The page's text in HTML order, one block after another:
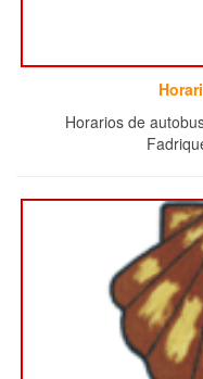
Horarios de